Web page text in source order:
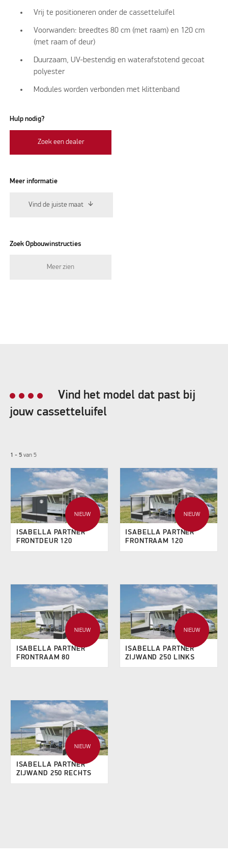
Vrij te positioneren onder de cassetteluifel
Voorwanden: breedtes 80 cm (met raam) en 120 cm
(met raam of deur)
Duurzaam, UV-bestendig en waterafstotend gecoat
polyester
Modules worden verbonden met klittenband
Hulp nodig?
Zoek een dealer
Meer informatie
Vind de juiste maat
Zoek Opbouwinstructies
Meer zien
Vind het model dat past bij
jouw cassetteluifel
1 - 5van 5
NIEUW
ISABELLA PARTNER
FRONTDEUR 120
NIEUW
ISABELLA PARTNER
FRONTRAAM 120
NIEUW
ISABELLA PARTNER
FRONTRAAM 80
NIEUW
ISABELLA PARTNER
ZIJWAND 250 LINKS
NIEUW
ISABELLA PARTNER
ZIJWAND 250 RECHTS